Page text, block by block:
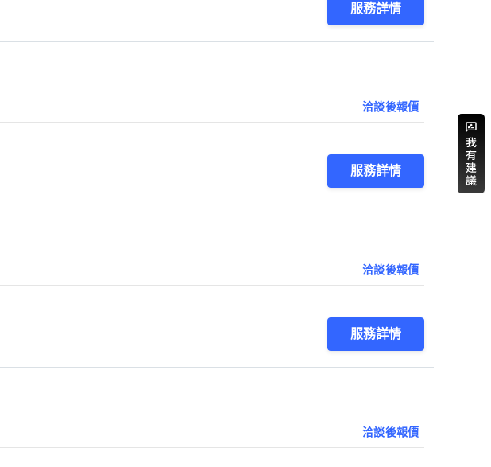
服務詳情
洽談後報價
服務詳情
洽談後報價
服務詳情
洽談後報價